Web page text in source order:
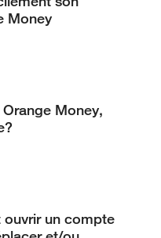
Money
Money,
ouvrir un compte